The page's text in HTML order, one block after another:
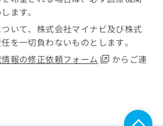
ます。
いて、株式会社マイナビ及び株式
を一切負わないものとします。
報の修正依頼フォーム
からご連